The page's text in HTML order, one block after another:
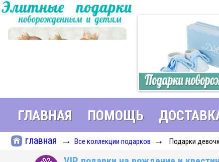
ГЛАВНАЯ ПОМОЩЬ
главная → Все коллекции подарков → Подарки